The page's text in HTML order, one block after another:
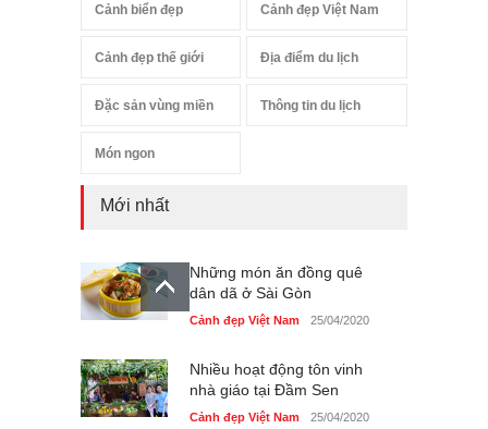
Cảnh biển đẹp Cảnh đẹp Việt Nam
Cảnh đẹp thế giới Địa điểm du lịch
Đặc sản vùng miền Thông tin du lịch
Món ngon
Mới nhất
Những món ăn đồng quê
dân dã ở Sài Gòn
Cảnh đẹp Việt Nam 25/04/2020
Nhiều hoạt động tôn vinh
nhà giáo tại Đầm Sen
Cảnh đẹp Việt Nam 25/04/2020